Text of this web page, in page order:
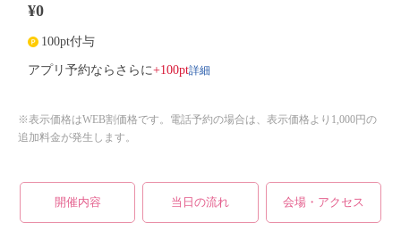
¥0
100pt付与
アプリ予約ならさらに+100pt詳細
※表示価格はWEB割価格です。電話予約の場合は、表示価格より1,000円の
追加料金が発生します。
開催内容 当日の流れ 会場・アクセス